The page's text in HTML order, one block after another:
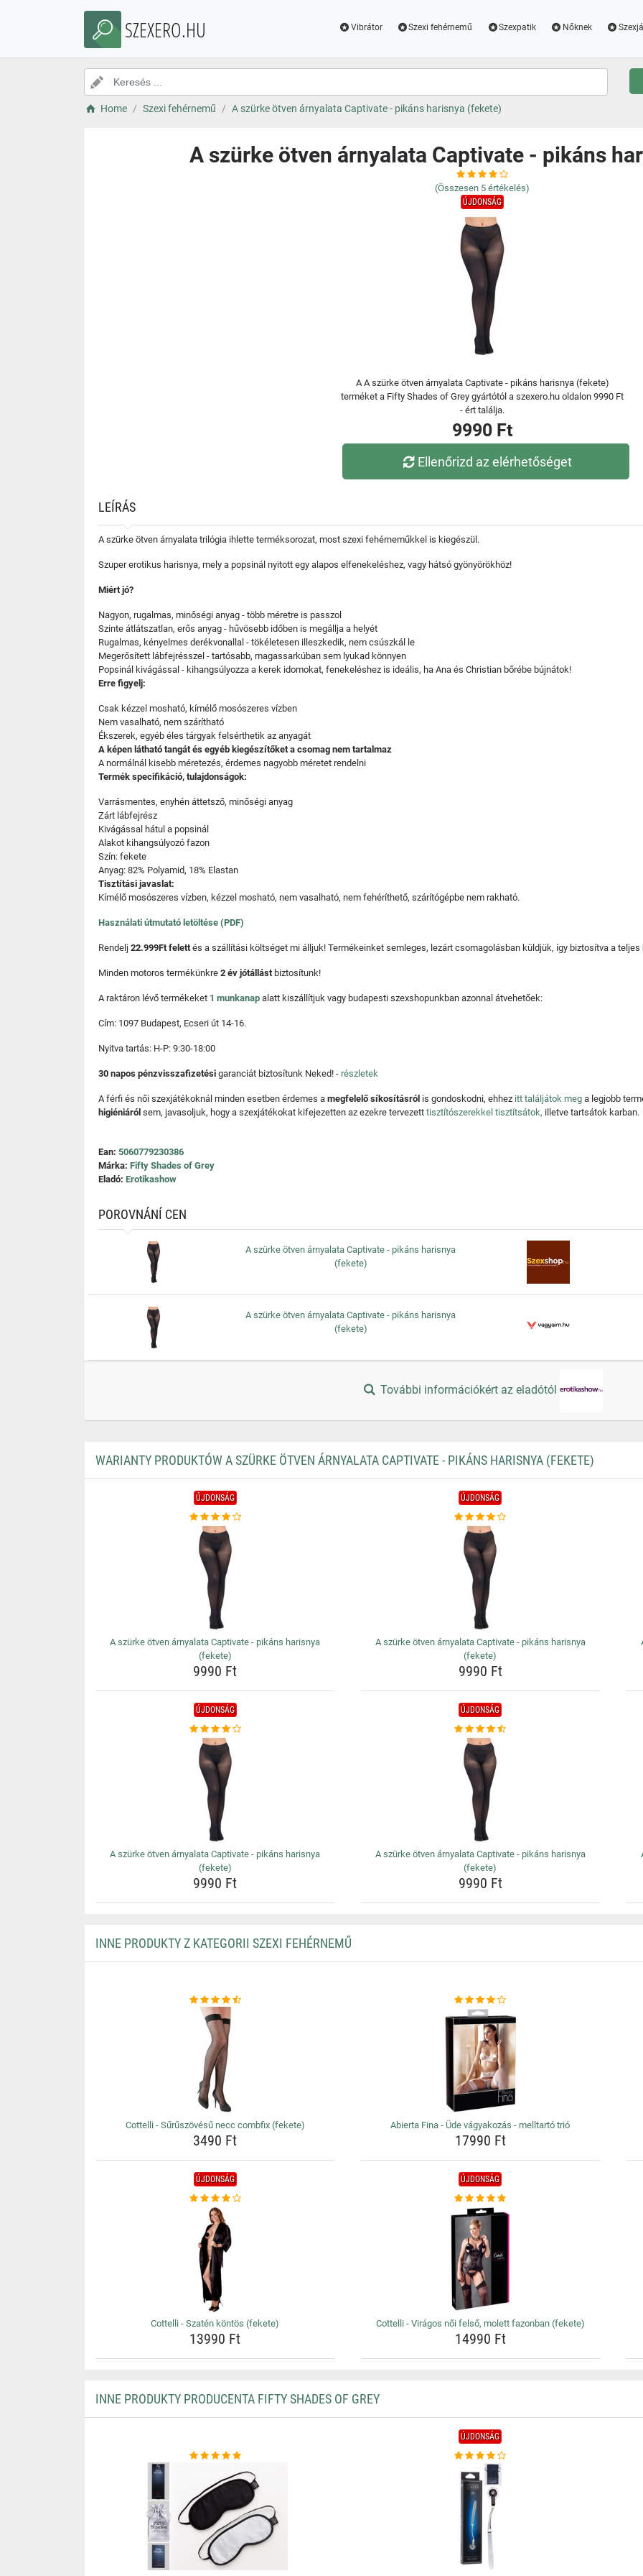
SZEXERO.HU Vibrátor Szexi fehérnemű Szexpatik Nőknek
Home Szexi fehérnemű A szürke ötven árnyalata Captivate - pikáns harisnya (fekete)
A szürke ötven árnyalata Captivate - pikáns
(Összesen 5 értékelés)
ÚJDONSÁG
A A szürke ötven árnyalata Captivate - pikáns harisnya (fekete)
terméket a Fifty Shades of Grey gyártótól a szexero.hu oldalon 9990 Ft
- ért találja.
9990 Ft
Ellenőrizd az elérhetőséget
LEÍRÁS
A szürke ötven árnyalata trilógia ihlette terméksorozat, most szexi fehérneműkkel is kiegészül.
Szuper erotikus harisnya, mely a popsinál nyitott egy alapos elfenekeléshez, vagy hátsó gyönyörökhöz!
Miért jó?
Nagyon, rugalmas, minőségi anyag - több méretre is passzol
Szinte átlátszatlan, erős anyag - hűvösebb időben is megállja a helyét
Rugalmas, kényelmes derékvonallal - tökéletesen illeszkedik, nem csúszkál le
Megerősített lábfejrésszel - tartósabb, magassarkúban sem lyukad könnyen
Popsinál kivágással - kihangsúlyozza a kerek idomokat, fenekeléshez is ideális, ha Ana és Christian bőrébe bújnátok!
Erre figyelj:
Csak kézzel mosható, kímélő mosószeres vízben
Nem vasalható, nem szárítható
Ékszerek, egyéb éles tárgyak felsérthetik az anyagát
A képen látható tangát és egyéb kiegészítőket a csomag nem tartalmaz
A normálnál kisebb méretezés, érdemes nagyobb méretet rendelni
Termék specifikáció, tulajdonságok:
Varrásmentes, enyhén áttetsző, minőségi anyag
Zárt lábfejrész
Kivágással hátul a popsinál
Alakot kihangsúlyozó fazon
Szín: fekete
Anyag: 82% Polyamid, 18% Elastan
Tisztítási javaslat:
Kímélő mosószeres vízben, kézzel mosható, nem vasalható, nem fehéríthető, szárítógépbe nem rakható.
Használati útmutató letöltése (PDF)
Rendelj 22.999Ft felettés a szállítási költséget mi álljuk! Termékeinket semleges, lezárt csomagolásban küldjük, így biztosítva a teljes
Minden motoros termékünkre 2 év jótállást biztosítunk!
A raktáron lévő termékeket 1 munkanap alatt kiszállítjuk vagy budapesti szexshopunkban azonnal átvehetőek:
Cím: 1097 Budapest, Ecseri út 14-16.
Nyitva tartás: H-P: 9:30-18:00
30 napos pénzvisszafizetési garanciát biztosítunk Neked! - részletek
A férfi és női szexjátékoknál minden esetben érdemes a megfelelő síkosításról is gondoskodni, ehhez itt találjátok meg a legjobb
higiéniáról sem, javasoljuk, hogy a szexjátékokat kifejezetten az ezekre tervezett tisztítószerekkel tisztítsátok, illetve tartsátok karban.
Ean: 5060779230386
Márka: Fifty Shades of Grey
Eladó: Erotikashow
POROVNÁNÍ CEN
A szürke ötven árnyalata Captivate - pikáns harisnya
(fekete)
A szürke ötven árnyalata Captivate - pikáns harisnya
(fekete)
További információkért az eladótól
WARIANTY PRODUKTÓW A SZÜRKE ÖTVEN ÁRNYALATA CAPTIVATE - PIKÁNS HARISNYA (FEKETE)
ÚJDONSÁG
A szürke ötven árnyalata Captivate - pikáns harisnya
(fekete)
9990 Ft
ÚJDONSÁG
A szürke ötven árnyalata Captivate - pikáns harisnya
(fekete)
9990 Ft
ÚJDONSÁG
A szürke ötven árnyalata Captivate - pikáns harisnya
(fekete)
9990 Ft
ÚJDONSÁG
A szürke ötven árnyalata Captivate - pikáns harisnya
(fekete)
9990 Ft
INNE PRODUKTY Z KATEGORII SZEXI FEHÉRNEMŰ
Cottelli - Sűrűszövésű necc combfix (fekete)
3490 Ft
Abierta Fina - Üde vágyakozás - melltartó trió
17990 Ft
ÚJDONSÁG
Cottelli - Szatén köntös (fekete)
13990 Ft
ÚJDONSÁG
Cottelli - Virágos női felső, molett fazonban (fekete)
14990 Ft
INNE PRODUKTY PRODUCENTA FIFTY SHADES OF GREY
ÚJDONSÁG